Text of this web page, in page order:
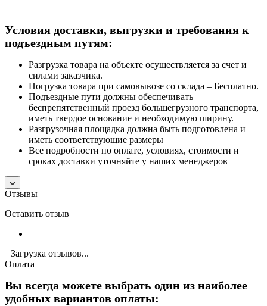
Условия доставки, выгрузки и требования к
подъездным путям:
Разгрузка товара на объекте осуществляется за счет и
силами заказчика.
Погрузка товара при самовывозе со склада – Бесплатно.
Подъездные пути должны обеспечивать
беспрепятственный проезд большегрузного транспорта,
иметь твердое основание и необходимую ширину.
Разгрузочная площадка должна быть подготовлена и
иметь соответствующие размеры
Все подробности по оплате, условиях, стоимости и
сроках доставки уточняйте у наших менеджеров
Отзывы
Оставить отзыв
Загрузка отзывов...
Оплата
Вы всегда можете выбрать один из наиболее
удобных вариантов оплаты: